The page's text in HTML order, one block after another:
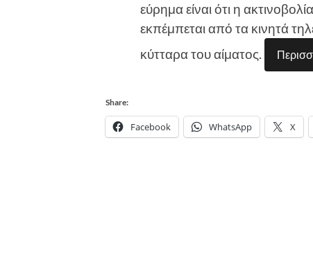
εύρημα είναι ότι η
εκπέμπεται από τα κινητά
κύτταρα του αίματος.
Share:
Facebook WhatsApp X